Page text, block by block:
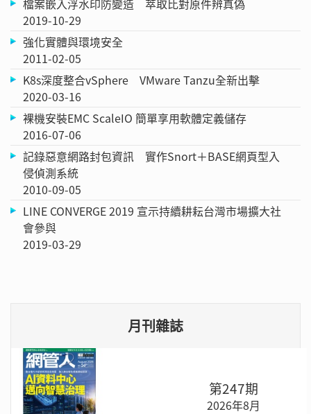
2019-10-29
強化實體與環境安全
2011-02-05
K8s深度整合vSphere VMware Tanzu全新出擊
2020-03-16
裸機安裝EMC ScaleIO 簡單享用軟體定義儲存
2016-07-06
記錄惡意網路封包資訊 實作Snort＋BASE網頁型入
侵偵測系統
2010-09-05
LINE CONVERGE 2019 宣示持續耕耘台灣市場擴大社
會參與
2019-03-29
月刊雜誌
第247期
2026年8月